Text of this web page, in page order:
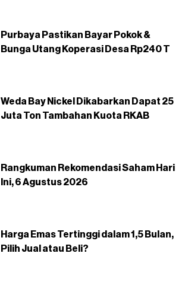
Purbaya Pastikan Bayar Pokok &
Bunga Utang Koperasi Desa Rp240 T
Weda Bay Nickel Dikabarkan Dapat 25
Juta Ton Tambahan Kuota RKAB
Rangkuman Rekomendasi Saham Hari
Ini, 6 Agustus 2026
Harga Emas Tertinggi dalam 1,5 Bulan,
Pilih Jual atau Beli?